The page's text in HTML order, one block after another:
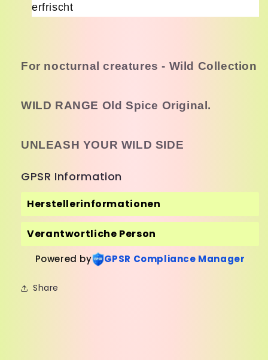
erfrischt
For nocturnal creatures - Wild Collection
WILD RANGE Old Spice Original.
UNLEASH YOUR WILD SIDE
GPSR Information
Herstellerinformationen
Verantwortliche Person
Powered by GPSR Compliance Manager
Share